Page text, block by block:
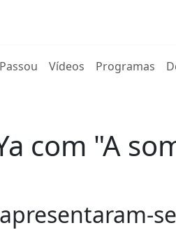
Passou Vídeos Programas
com "A